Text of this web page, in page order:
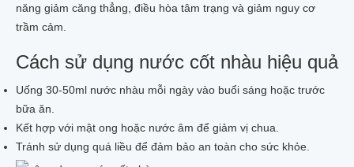
năng giảm căng thẳng, điều hòa tâm trạng và giảm nguy cơ
trầm cảm.
Cách sử dụng nước cốt nhàu hiệu quả
Uống 30-50ml nước nhàu mỗi ngày vào buổi sáng hoặc trước
bữa ăn.
Kết hợp với mật ong hoặc nước âm để giảm vị chua.
Tránh sử dụng quá liều để đảm bảo an toàn cho sức khỏe.